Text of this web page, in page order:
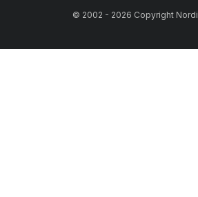
© 2002 - 2026 Copyright